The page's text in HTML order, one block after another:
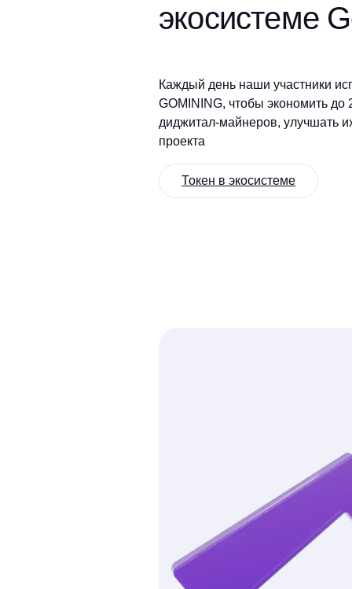
экосистеме
Каждый день наши участники
GOMINING, чтобы экономить
диджитал-майнеров, улучшать
проекта
Токен в экосистеме